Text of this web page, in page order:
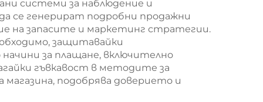
системи за наблюдение и
се генерират подробни продажни
на запасите и маркетинг стратегии.
защитавайки
за плащане, включително
гъвкавост в методите за
подобрява доверието и